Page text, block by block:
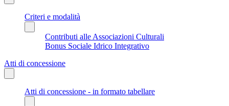
Criteri e modalità
Contributi alle Associazioni Culturali
Bonus Sociale Idrico Integrativo
Atti di concessione
Atti di concessione - in formato tabellare